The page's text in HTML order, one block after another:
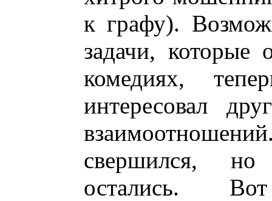
к графу).
задачи, которые
комедиях,
интересовал
свершился,
остались.